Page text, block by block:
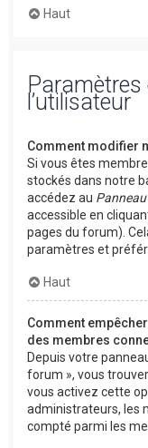
Haut
Paramètres
l’utilisateur
Comment modifier
Si vous êtes
stockés dans notre
accédez au
accessible en
pages du forum).
paramètres et
Haut
Comment
des membres
Depuis votre
forum », vous
vous activez cette
administrateurs, les
compté parmi les